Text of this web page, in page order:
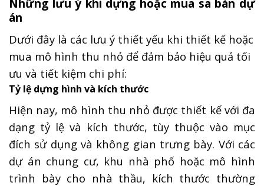
Những lưu ý khi dựng hoặc mua sa bàn dự
án
Dưới đây là các lưu ý thiết yếu khi thiết kế hoặc
mua mô hình thu nhỏ để đảm bảo hiệu quả tối
ưu và tiết kiệm chi phí:
Tỷ lệ dựng hình và kích thước
Hiện nay, mô hình thu nhỏ được thiết kế với đa
dạng tỷ lệ và kích thước, tùy thuộc vào mục
đích sử dụng và không gian trưng bày. Với các
dự án chung cư, khu nhà phố hoặc mô hình
trình bày cho nhà thầu, kích thước thường